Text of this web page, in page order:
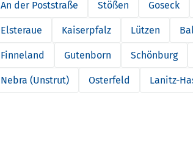
An der Poststraße Stößen Goseck
Elsteraue Kaiserpfalz Lützen
Finneland Gutenborn Schönburg
Nebra (Unstrut) Osterfeld Lanitz-